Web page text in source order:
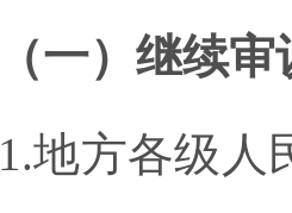
（一）继续
1.地方各级人